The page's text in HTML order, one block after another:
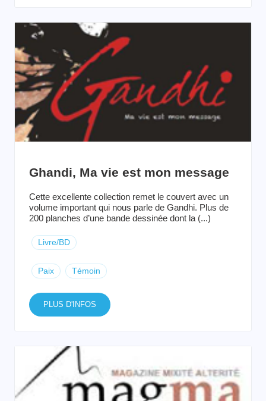
Ghandi, Ma vie est mon message
Cette excellente collection remet le couvert avec un
volume important qui nous parle de Gandhi. Plus de
200 planches d’une bande dessinée dont la (...)
Livre/BD
Paix Témoin
PLUS D'INFOS